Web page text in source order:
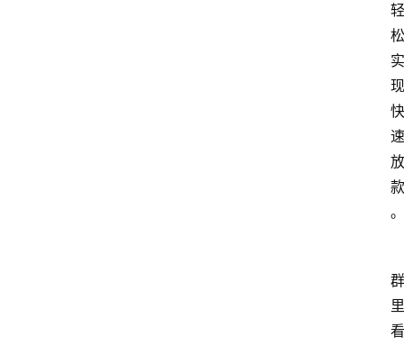
轻
松
实
现
快
速
放
款
。
群
里
看